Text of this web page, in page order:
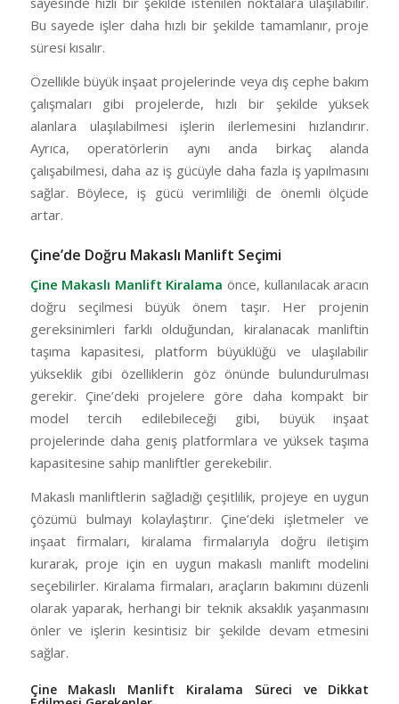
Bu sayede işler daha hızlı bir şekilde tamamlanır, proje
süresi kısalır.
Özellikle büyük inşaat projelerinde veya dış cephe bakım
çalışmaları gibi projelerde, hızlı bir şekilde yüksek
alanlara ulaşılabilmesi işlerin ilerlemesini hızlandırır.
Ayrıca, operatörlerin aynı anda birkaç alanda
çalışabilmesi, daha az iş gücüyle daha fazla iş yapılmasını
sağlar. Böylece, iş gücü verimliliği de önemli ölçüde
artar.
Çine’de Doğru Makaslı Manlift Seçimi
Çine Makaslı Manlift Kiralama önce, kullanılacak aracın
doğru seçilmesi büyük önem taşır. Her projenin
gereksinimleri farklı olduğundan, kiralanacak manliftin
taşıma kapasitesi, platform büyüklüğü ve ulaşılabilir
yükseklik gibi özelliklerin göz önünde bulundurulması
gerekir. Çine’deki projelere göre daha kompakt bir
model tercih edilebileceği gibi, büyük inşaat
projelerinde daha geniş platformlara ve yüksek taşıma
kapasitesine sahip manliftler gerekebilir.
Makaslı manliftlerin sağladığı çeşitlilik, projeye en uygun
çözümü bulmayı kolaylaştırır. Çine’deki işletmeler ve
inşaat firmaları, kiralama firmalarıyla doğru iletişim
kurarak, proje için en uygun makaslı manlift modelini
seçebilirler. Kiralama firmaları, araçların bakımını düzenli
olarak yaparak, herhangi bir teknik aksaklık yaşanmasını
önler ve işlerin kesintisiz bir şekilde devam etmesini
sağlar.
Çine Makaslı Manlift Kiralama Süreci ve Dikkat